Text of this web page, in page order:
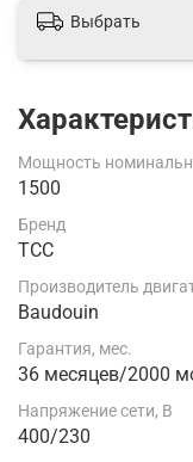
Выбрать
Мощность
1500
Бренд
ТСС
Производитель
Baudouin
Гарантия, мес.
36 месяцев/2000
Напряжение сети, В
400/230